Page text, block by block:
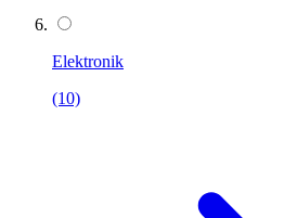
Elektronik
(10)